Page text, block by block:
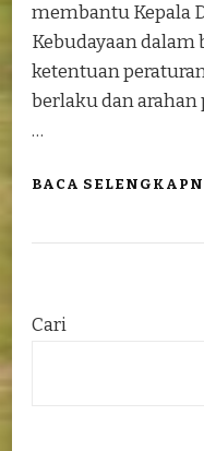
membantu Kepala
Kebudayaan dalam
ketentuan
berlaku dan
…
BACA
Cari